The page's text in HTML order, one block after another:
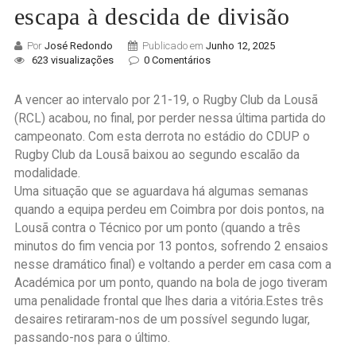
escapa à descida de divisão
Por José Redondo Publicado em Junho 12, 2025
623 visualizações
0 Comentários
A vencer ao intervalo por 21-19, o Rugby Club da Lousã
(RCL) acabou, no final, por perder nessa última partida do
campeonato. Com esta derrota no estádio do CDUP o
Rugby Club da Lousã baixou ao segundo escalão da
modalidade.
Uma situação que se aguardava há algumas semanas
quando a equipa perdeu em Coimbra por dois pontos, na
Lousã contra o Técnico por um ponto (quando a três
minutos do fim vencia por 13 pontos, sofrendo 2 ensaios
nesse dramático final) e voltando a perder em casa com a
Académica por um ponto, quando na bola de jogo tiveram
uma penalidade frontal que lhes daria a vitória.Estes três
desaires retiraram-nos de um possível segundo lugar,
passando-nos para o último.